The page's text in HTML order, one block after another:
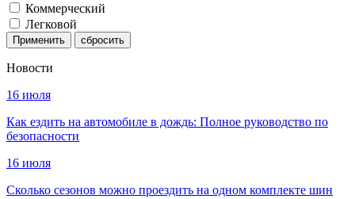
Коммерческий
Легковой
Применить
Новости
16 июля
Как ездить на автомобиле в дождь: Полное руководство по
безопасности
16 июля
Сколько сезонов можно проездить на одном комплекте шин